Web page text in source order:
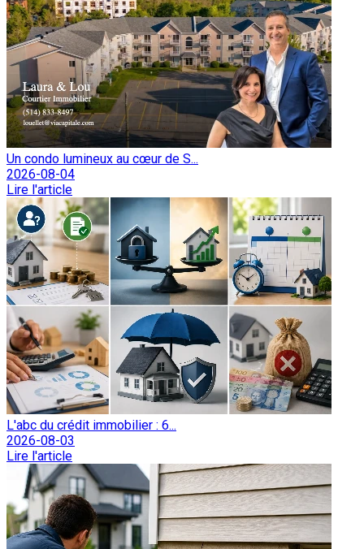
Un condo lumineux au cœur de S...
2026-08-04
Lire l'article
L'abc du crédit immobilier : 6...
2026-08-03
Lire l'article